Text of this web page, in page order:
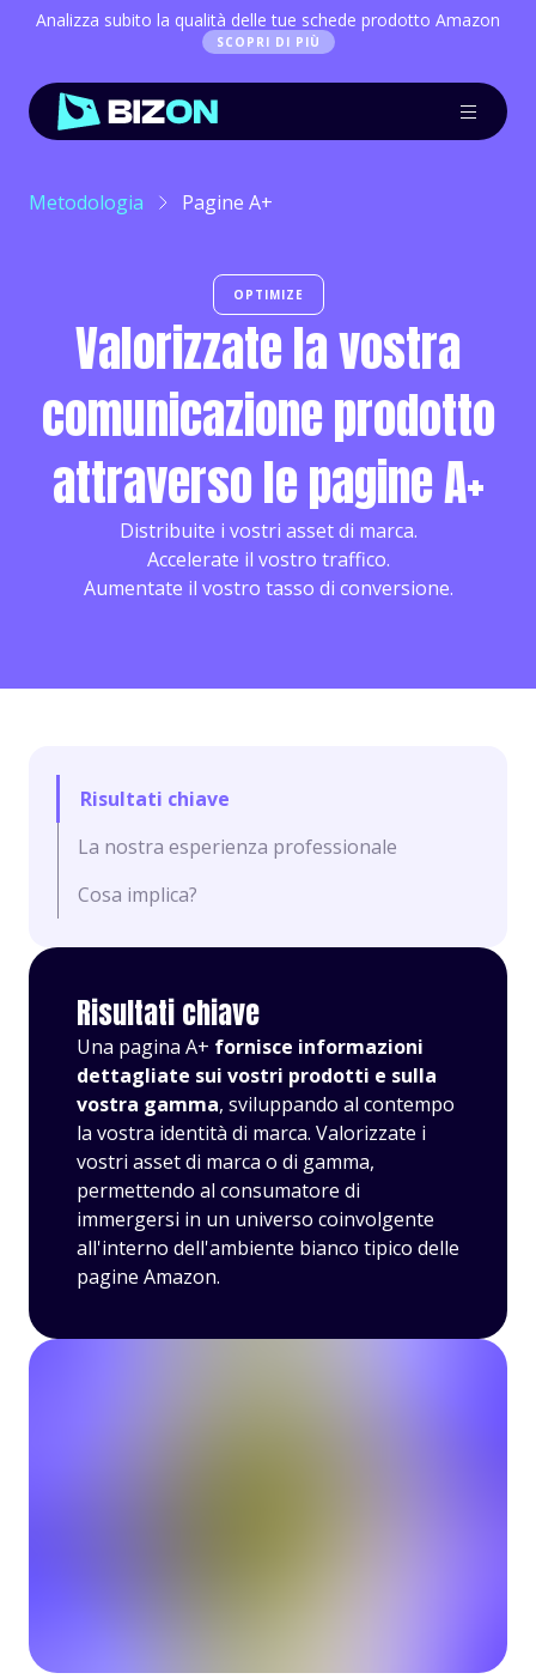
Analizza subito la qualità delle tue schede prodotto Amazon
SCOPRI DI PIÙ
Metodologia Pagine A+
OPTIMIZE
Valorizzate la vostra
comunicazione prodotto
attraverso le pagine A+
Distribuite i vostri asset di marca.
Accelerate il vostro traffico.
Aumentate il vostro tasso di conversione.
Risultati chiave
La nostra esperienza professionale
Cosa implica?
Risultati chiave
Una pagina A+ fornisce informazioni
dettagliate sui vostri prodotti e sulla
vostra gamma, sviluppando al contempo
la vostra identità di marca. Valorizzate i
vostri asset di marca o di gamma,
permettendo al consumatore di
immergersi in un universo coinvolgente
all'interno dell'ambiente bianco tipico delle
pagine Amazon.